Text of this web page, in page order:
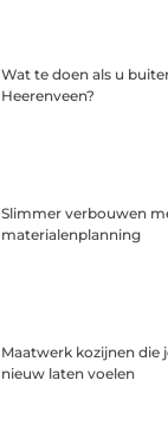
Wat te doen als u
Heerenveen?
Slimmer verbouwen
materialenplanning
Maatwerk kozijnen die
nieuw laten voelen